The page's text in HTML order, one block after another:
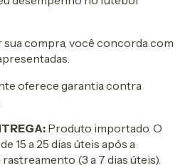
sua compra, você concorda com
oferece garantia contra
Produto importado. O
15 a 25 dias úteis após a
(3 a 7 dias úteis).